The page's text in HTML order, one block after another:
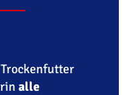
alle